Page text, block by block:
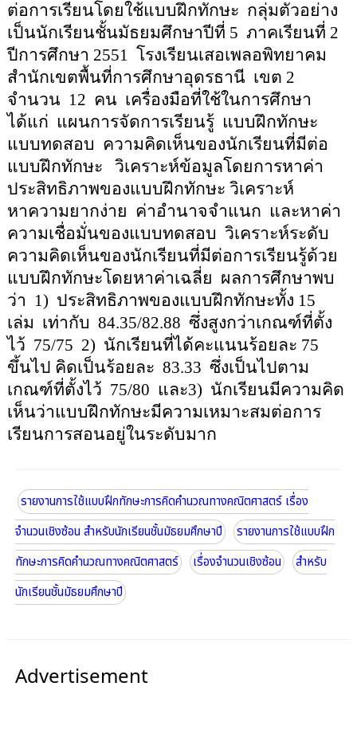
ต่อการเรียนโดยใช้แบบฝึกทักษะ กลุ่มตัวอย่าง
เป็นนักเรียนชั้นมัธยมศึกษาปีที่ 5 ภาคเรียนที่ 2
ปีการศึกษา 2551 โรงเรียนเสอเพลอพิทยาคม
สำนักเขตพื้นที่การศึกษาอุดรธานี เขต 2
จำนวน 12 คน เครื่องมือที่ใช้ในการศึกษา
ได้แก่ แผนการจัดการเรียนรู้ แบบฝึกทักษะ
แบบทดสอบ ความคิดเห็นของนักเรียนที่มีต่อ
แบบฝึกทักษะ
วิเคราะห์ข้อมูลโดยการหาค่า
ประสิทธิภาพของแบบฝึกทักษะ วิเคราะห์
หาความยากง่าย ค่าอำนาจจำแนก และหาค่า
ความเชื่อมั่นของแบบทดสอบ วิเคราะห์ระดับ
ความคิดเห็นของนักเรียนที่มีต่อการเรียนรู้ด้วย
แบบฝึกทักษะโดยหาค่าเฉลี่ย ผลการศึกษาพบ
ว่า 1) ประสิทธิภาพของแบบฝึกทักษะทั้ง 15
เล่ม เท่ากับ 84.35/82.88 ซึ่งสูงกว่าเกณฑ์ที่ตั้ง
ไว้ 75/75 2) นักเรียนที่ได้คะแนนร้อยละ 75
ขึ้นไป คิดเป็นร้อยละ 83.33 ซึ่งเป็นไปตาม
เกณฑ์ที่ตั้งไว้ 75/80 และ3) นักเรียนมีความคิด
เห็นว่าแบบฝึกทักษะมีความเหมาะสมต่อการ
เรียนการสอนอยู่ในระดับมาก
รายงานการใช้แบบฝึกทักษะการคิดคำนวณทางคณิตศาสตร์ เรื่อง
จำนวนเชิงซ้อน สำหรับนักเรียนชั้นมัธยมศึกษาปี
รายงานการใช้แบบฝึก
ทักษะการคิดคำนวณทางคณิตศาสตร์
เรื่องจำนวนเชิงซ้อน
สำหรับ
นักเรียนชั้นมัธยมศึกษาปี
Advertisement